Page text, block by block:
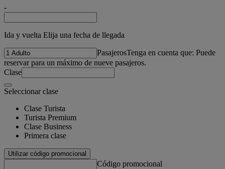
-
Ida y vuelta Elija una fecha de llegada
PasajerosTenga en cuenta que: Puede
reservar para un máximo de nueve pasajeros.
Clase
Seleccionar clase
Clase Turista
Turista Premium
Clase Business
Primera clase
Utilizar código promocional
Código promocional